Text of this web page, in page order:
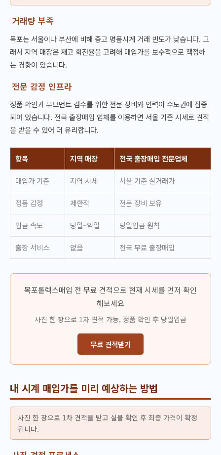
거래량 부족
목포는 서울이나 부산에 비해 중고 명품시계 거래 빈도가 낮습니다. 그
래서 지역 매장은 재고 회전율을 고려해 매입가를 보수적으로 책정하
는 경향이 있습니다.
전문 감정 인프라
정품 확인과 무브먼트 검수를 위한 전문 장비와 인력이 수도권에 집중
되어 있습니다. 전국 출장매입 업체를 이용하면 서울 기준 시세로 견적
을 받을 수 있어 더 유리합니다.
항목 지역 매장 전국 출장매입 전문업체
매입가 기준 지역 시세 서울 기준 실거래가
정품 감정 제한적 전문 장비 보유
입금 속도 당일~익일 당일입금 원칙
출장 서비스 없음 전국 무료 출장매입
목포롤렉스매입 전 무료 견적으로 현재 시세를 먼저 확인
해보세요
사진 한 장으로 1차 견적 가능, 정품 확인 후 당일입금
무료 견적받기
내 시계 매입가를 미리 예상하는 방법
사진 한 장으로 1차 견적을 받고 실물 확인 후 최종 가격이 확정
됩니다.